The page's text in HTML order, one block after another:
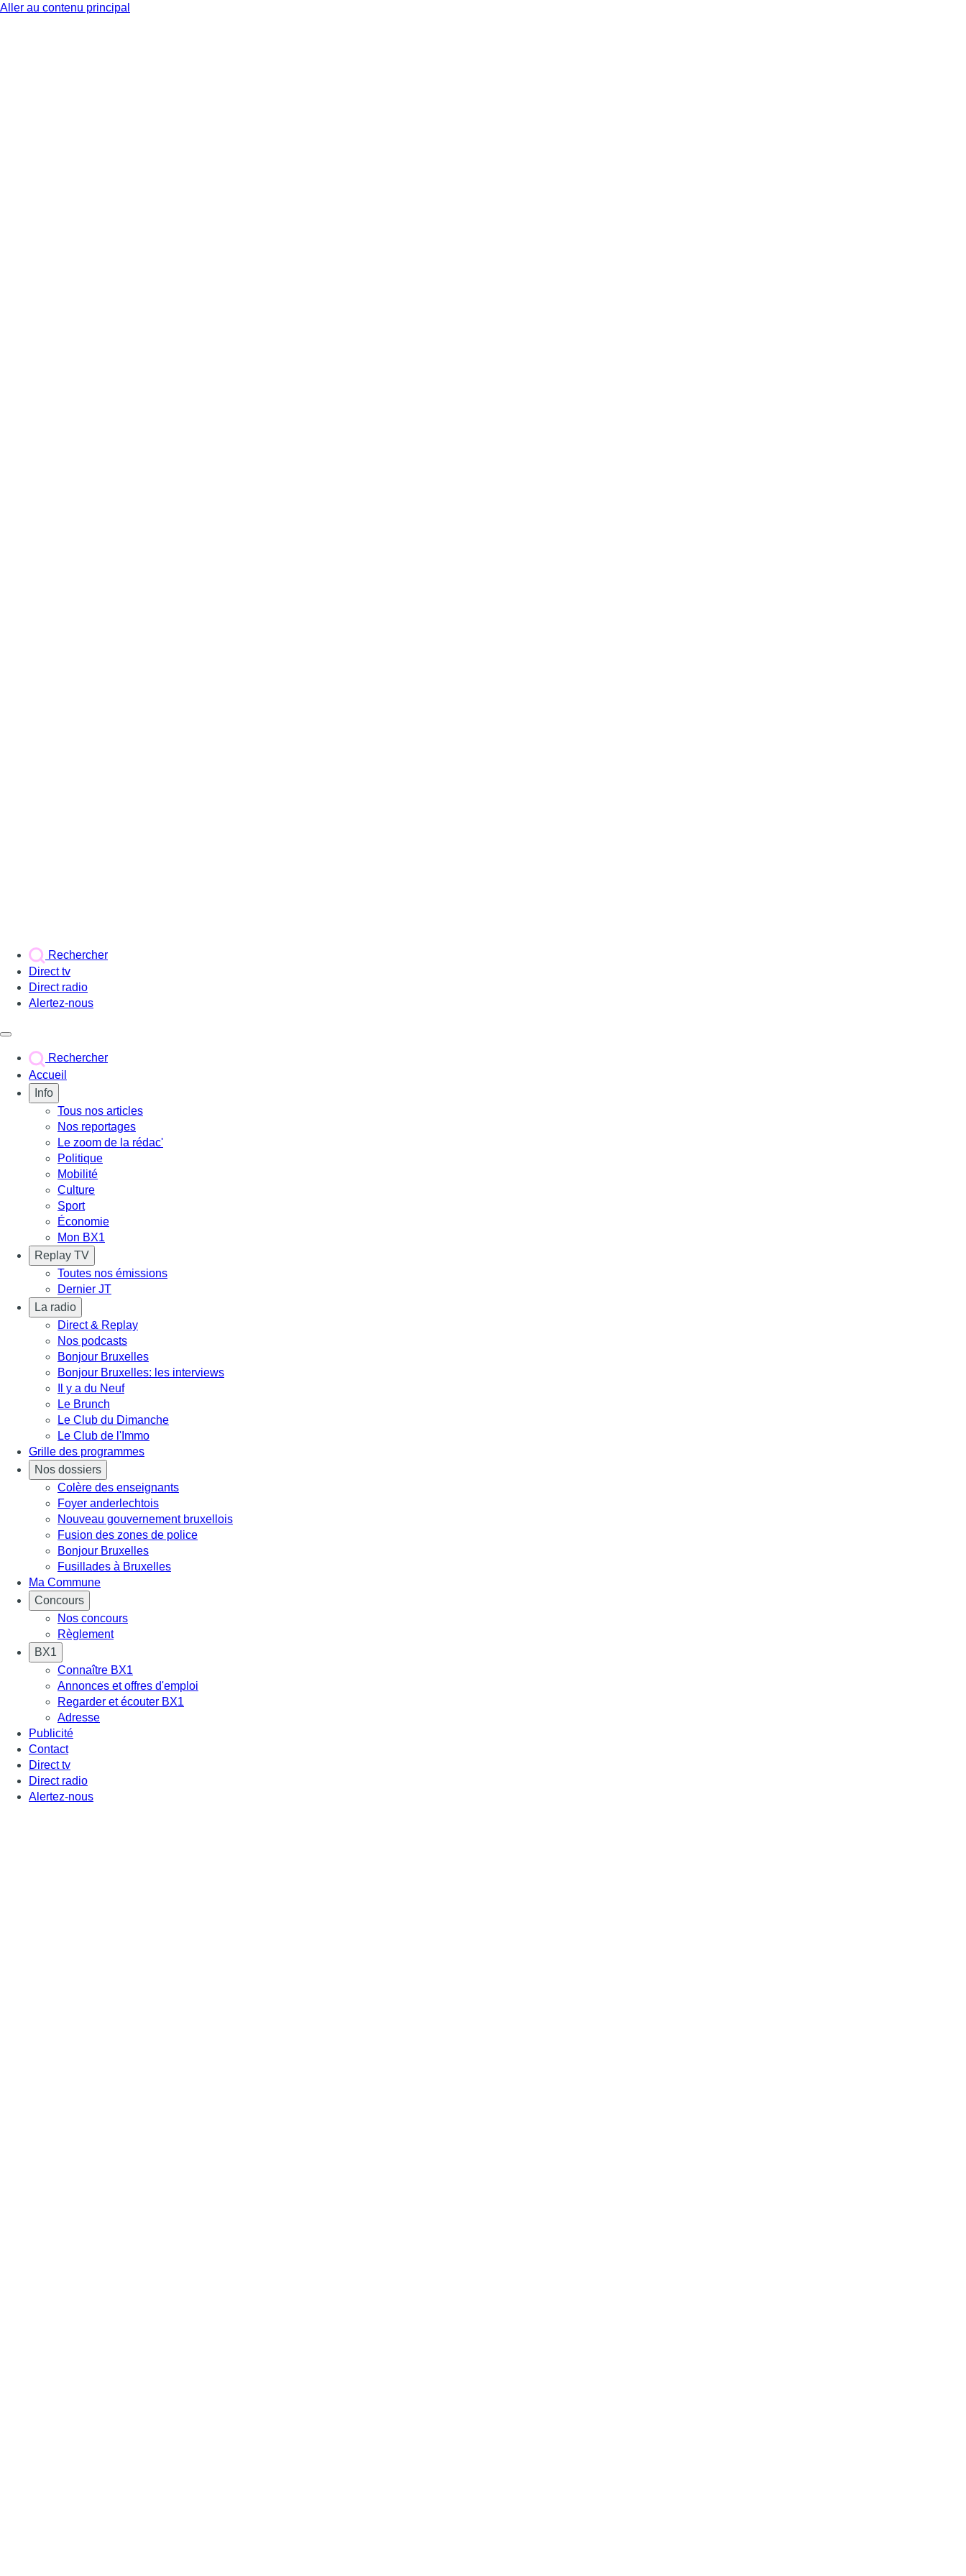
Aller au contenu principal
Rechercher
Direct tv
Direct radio
Alertez-nous
Rechercher
Accueil
Info
Tous nos articles
Nos reportages
Le zoom de la rédac'
Politique
Mobilité
Culture
Sport
Économie
Mon BX1
Replay TV
Toutes nos émissions
Dernier JT
La radio
Direct & Replay
Nos podcasts
Bonjour Bruxelles
Bonjour Bruxelles: les interviews
Il y a du Neuf
Le Brunch
Le Club du Dimanche
Le Club de l'Immo
Grille des programmes
Nos dossiers
Colère des enseignants
Foyer anderlechtois
Nouveau gouvernement bruxellois
Fusion des zones de police
Bonjour Bruxelles
Fusillades à Bruxelles
Ma Commune
Concours
Nos concours
Règlement
BX1
Connaître BX1
Annonces et offres d'emploi
Regarder et écouter BX1
Adresse
Publicité
Contact
Direct tv
Direct radio
Alertez-nous